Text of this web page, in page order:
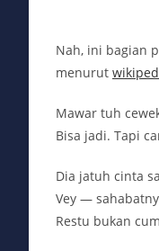
Nah, ini bagian
menurut
Mawar tuh
Bisa jadi. Tapi
Dia jatuh cinta
Vey —
Restu bukan